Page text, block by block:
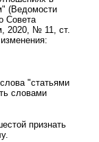
(Ведомости
Совета
2020, № 11, ст.
"статьями
словами
признать